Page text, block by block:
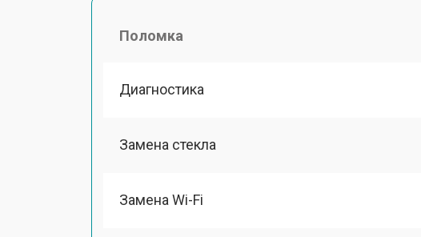
Поломка
Диагностика
Замена стекла
Замена Wi-Fi